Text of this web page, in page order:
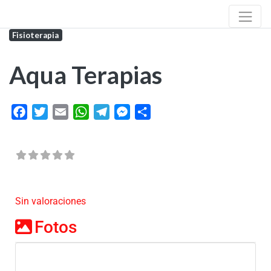
Fisioterapia
Aqua Terapias
FacebookTwitterEmail WhatsAppTelegramMessenger
Sin valoraciones
Fotos